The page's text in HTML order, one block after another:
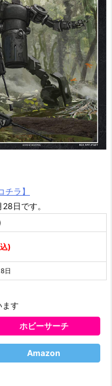
チラ】
日です。
)
日
ます
ホビーサーチ
Amazon